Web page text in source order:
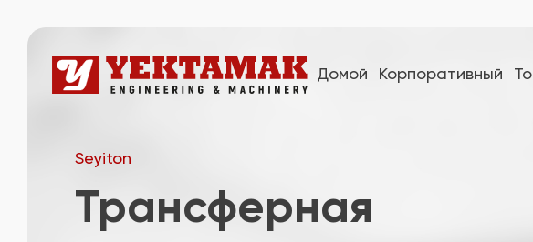
Домой Корпоративный
Seyiton
Трансферная